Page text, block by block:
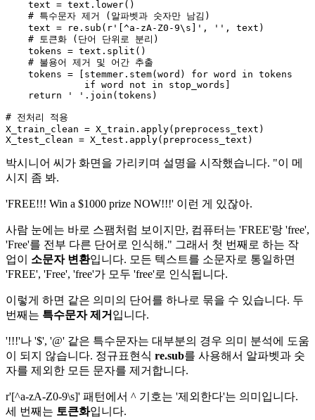
    text = text.lower()
# 특수문자 제거 (알파벳과 숫자만 남김)
    text = re.sub(
r'[^a-zA-Z0-9\s]' , '' , text)
# 토큰화 (단어 단위로 분리)
    tokens = text.split()
# 불용어 제거 및 어간 추출
    tokens = [stemmer.stem(word)
for word in tokens
if word not in stop_words]
return
' ' .join(tokens)
# 전처리 적용
X_train_clean = X_train.apply(preprocess_text)
박시니어 씨가 화면을 가리키며 설명을 시작했습니다. "이 메
시지 좀 봐.
'FREE!!! Win a $1000 prize NOW!!!' 이런 게 있잖아.
사람 눈에는 바로 스팸처럼 보이지만, 컴퓨터는 'FREE'랑 'free',
'Free'를 전부 다른 단어로 인식해." 그래서 첫 번째로 하는 작
업이 소문자 변환입니다. 모든 텍스트를 소문자로 통일하면
'FREE', 'Free', 'free'가 모두 'free'로 인식됩니다.
이렇게 하면 같은 의미의 단어를 하나로 묶을 수 있습니다. 두
번째는 특수문자 제거 입니다.
'!!!'나 '$', '@' 같은 특수문자는 대부분의 경우 의미 분석에 도움
이 되지 않습니다. 정규표현식 re.sub를 사용해서 알파벳과 숫
자를 제외한 모든 문자를 제거합니다.
r'[^a-zA-Z0-9\s]' 패턴에서 ^ 기호는 '제외한다'는 의미입니다.
세 번째는 토큰화입니다.